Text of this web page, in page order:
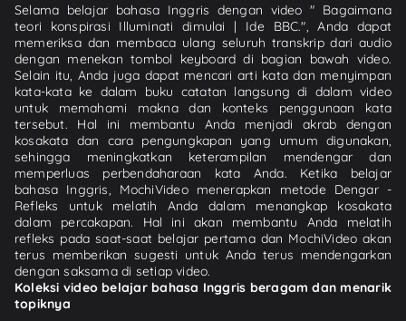
Selama belajar bahasa Inggris dengan video " Bagaimana
teori konspirasi Illuminati dimulai | Ide BBC.", Anda dapat
memeriksa dan membaca ulang seluruh transkrip dari audio
dengan menekan tombol keyboard di bagian bawah video.
Selain itu, Anda juga dapat mencari arti kata dan menyimpan
kata-kata ke dalam buku catatan langsung di dalam video
untuk memahami makna dan konteks penggunaan kata
tersebut. Hal ini membantu Anda menjadi akrab dengan
kosakata dan cara pengungkapan yang umum digunakan,
sehingga meningkatkan keterampilan mendengar dan
memperluas perbendaharaan kata Anda. Ketika belajar
bahasa Inggris, MochiVideo menerapkan metode Dengar -
Refleks untuk melatih Anda dalam menangkap kosakata
dalam percakapan. Hal ini akan membantu Anda melatih
refleks pada saat-saat belajar pertama dan MochiVideo akan
terus memberikan sugesti untuk Anda terus mendengarkan
dengan saksama di setiap video.
Koleksi video belajar bahasa Inggris beragam dan menarik
topiknya